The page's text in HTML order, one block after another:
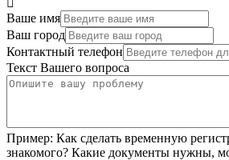
Ваше имя
Ваш город
Контактный телефон
Текст Вашего вопроса
Пример: Как сделать временную
знакомого? Какие документы нужны,